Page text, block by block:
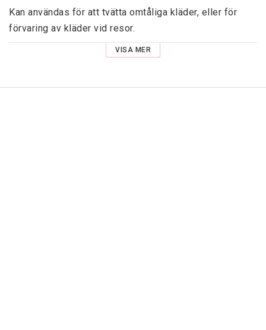
Kan användas för att tvätta omtåliga kläder, eller för
förvaring av kläder vid resor.
VISA MER